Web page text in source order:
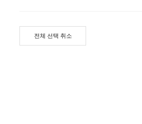
전체 선택 취소